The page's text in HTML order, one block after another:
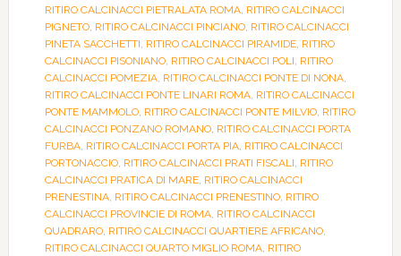
RITIRO CALCINACCI PIETRALATA ROMA, RITIRO CALCINACCI
PIGNETO, RITIRO CALCINACCI PINCIANO, RITIRO CALCINACCI
PINETA SACCHETTI, RITIRO CALCINACCI PIRAMIDE, RITIRO
CALCINACCI PISONIANO, RITIRO CALCINACCI POLI, RITIRO
CALCINACCI POMEZIA, RITIRO CALCINACCI PONTE DI NONA,
RITIRO CALCINACCI PONTE LINARI ROMA, RITIRO CALCINACCI
PONTE MAMMOLO, RITIRO CALCINACCI PONTE MILVIO, RITIRO
CALCINACCI PONZANO ROMANO, RITIRO CALCINACCI PORTA
FURBA, RITIRO CALCINACCI PORTA PIA, RITIRO CALCINACCI
PORTONACCIO, RITIRO CALCINACCI PRATI FISCALI, RITIRO
CALCINACCI PRATICA DI MARE, RITIRO CALCINACCI
PRENESTINA, RITIRO CALCINACCI PRENESTINO, RITIRO
CALCINACCI PROVINCIE DI ROMA, RITIRO CALCINACCI
QUADRARO, RITIRO CALCINACCI QUARTIERE AFRICANO,
RITIRO CALCINACCI QUARTO MIGLIO ROMA, RITIRO